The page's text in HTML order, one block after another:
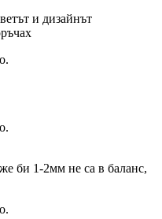
и дизайнът
би 1-2мм не са в баланс,